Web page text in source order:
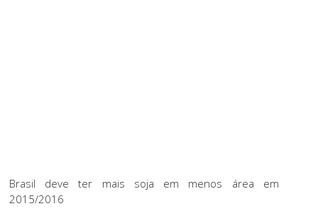
Brasil deve ter mais soja em menos área em
2015/2016